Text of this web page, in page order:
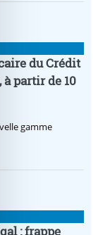
du Crédit
à partir de 10
gamme
: frappe